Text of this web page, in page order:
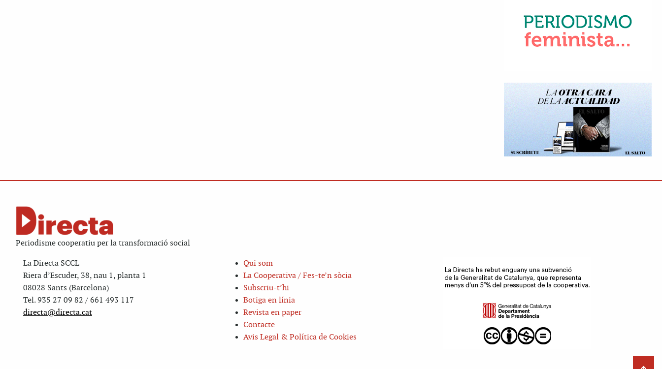
Periodisme cooperatiu per la transformació social
La Directa SCCL
Riera d’Escuder, 38, nau 1, planta 1
08028 Sants (Barcelona)
Tel. 935 27 09 82 / 661 493 117
directa@directa.cat
Qui som
La Cooperativa / Fes-te’n sòcia
Subscriu-t’hi
Botiga en línia
Revista en paper
Contacte
Avis Legal & Política de Cookies